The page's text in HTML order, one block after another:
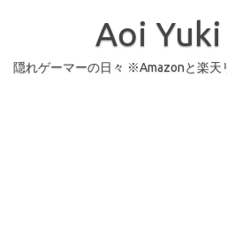
Aoi
隠れゲーマーの日々 ※Amazonと楽天